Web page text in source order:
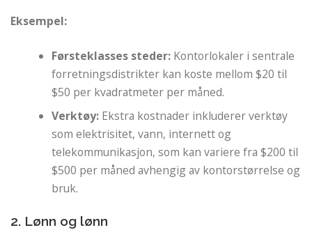
Eksempel:
Førsteklasses steder: Kontorlokaler i sentrale
forretningsdistrikter kan koste mellom $20 til
$50 per kvadratmeter per måned.
Verktøy: Ekstra kostnader inkluderer verktøy
som elektrisitet, vann, internett og
telekommunikasjon, som kan variere fra $200 til
$500 per måned avhengig av kontorstørrelse og
bruk.
2. Lønn og lønn